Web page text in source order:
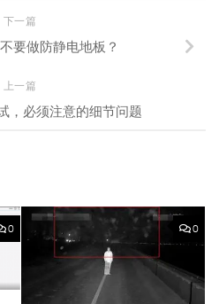
下一篇
要做防静电地板？
上一篇
，必须注意的细节问题
0 0